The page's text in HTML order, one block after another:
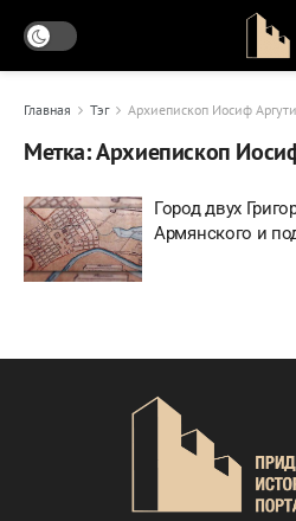
Главная Тэг Архиепископ Иосиф
Метка:Архиепископ
Город двух
Армянского и